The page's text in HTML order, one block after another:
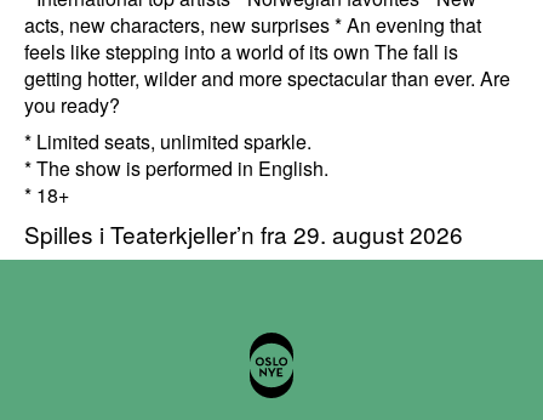
acts, new characters, new surprises * An evening that
feels like stepping into a world of its own The fall is
getting hotter, wilder and more spectacular than ever. Are
you ready?
* Limited seats, unlimited sparkle.
* The show is performed in English.
* 18+
Spilles i Teaterkjeller’n fra 29. august 2026